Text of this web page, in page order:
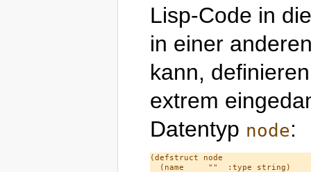
Lisp-Code in
in einer
kann,
extrem
Datentyp node:
(defstruct node
  (name     ""  :type string)